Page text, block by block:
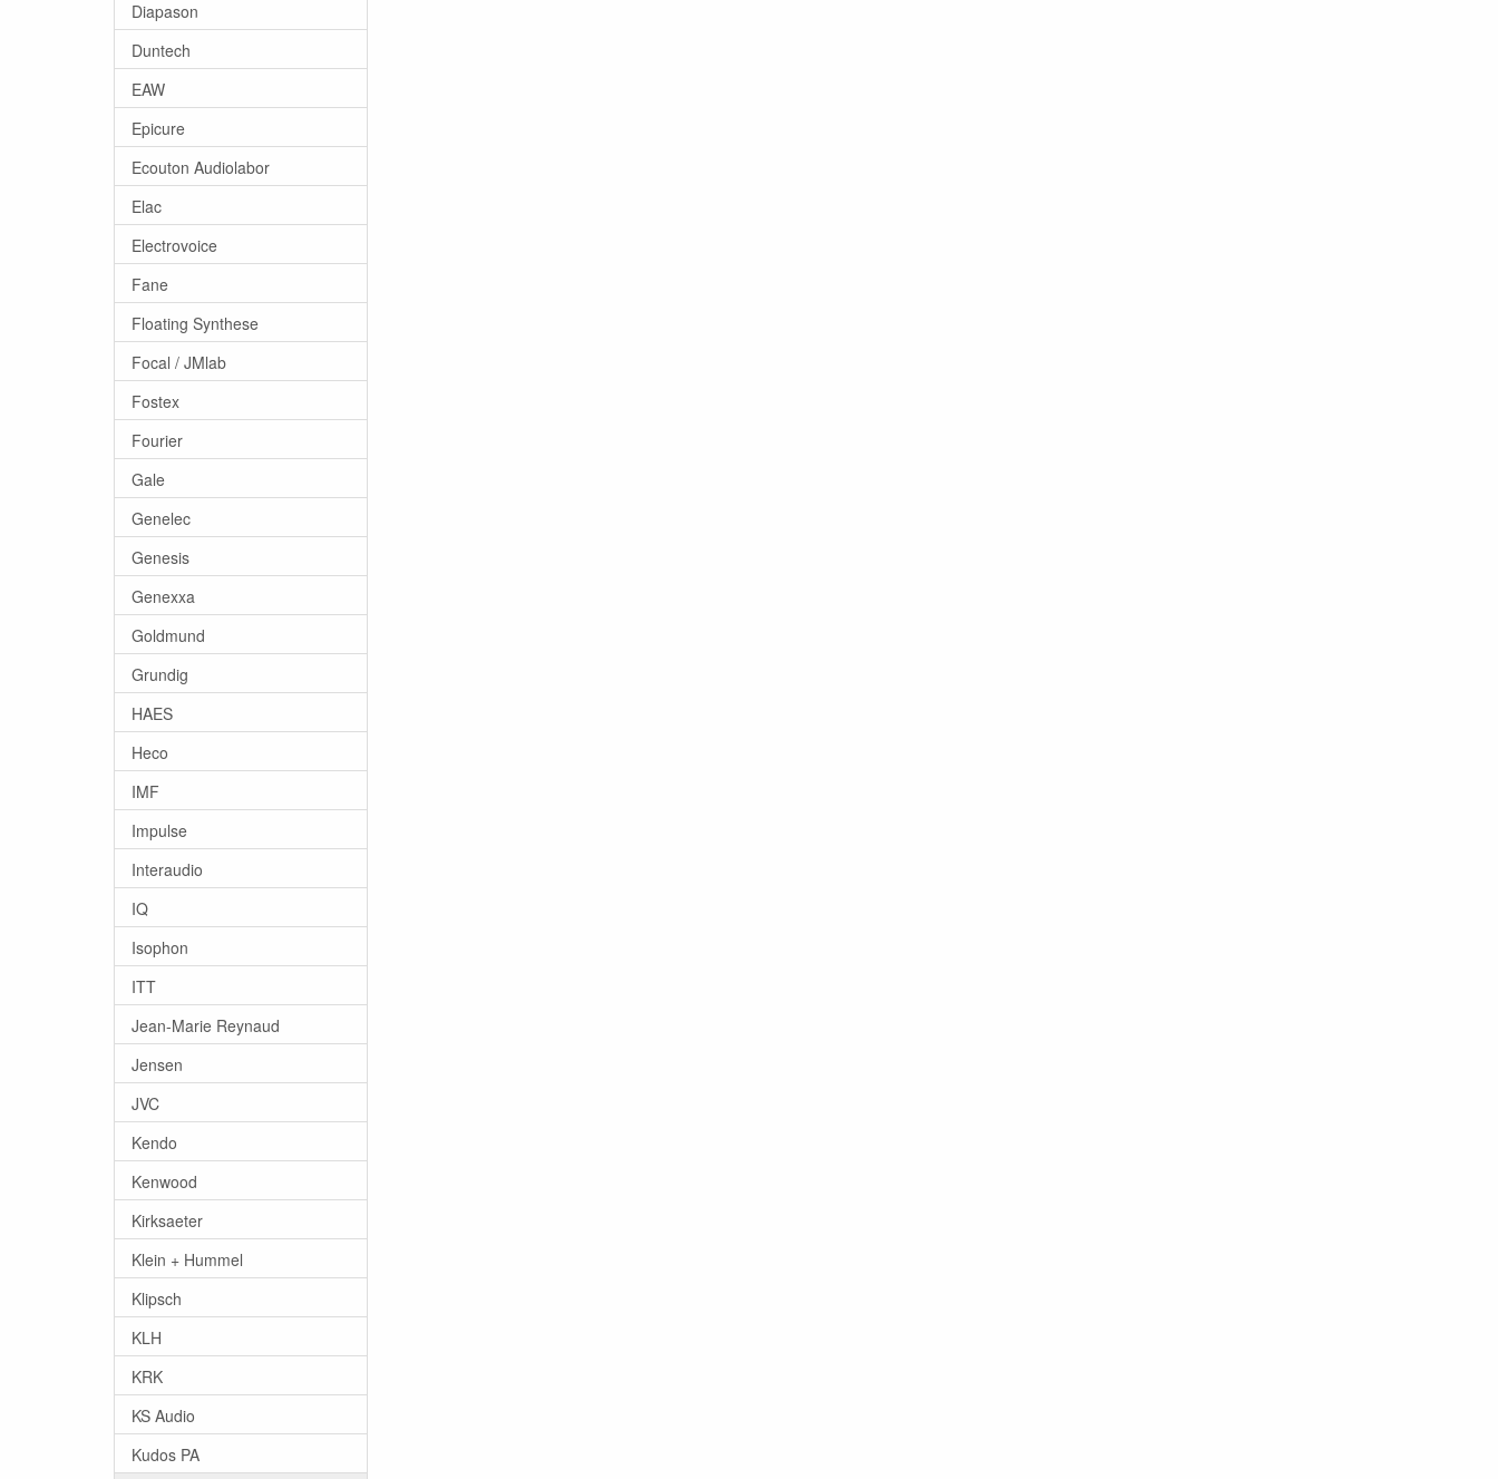
Diapason
Duntech
EAW
Epicure
Ecouton Audiolabor
Elac
Electrovoice
Fane
Floating Synthese
Focal / JMlab
Fostex
Fourier
Gale
Genelec
Genesis
Genexxa
Goldmund
Grundig
HAES
Heco
IMF
Impulse
Interaudio
IQ
Isophon
ITT
Jean-Marie Reynaud
Jensen
JVC
Kendo
Kenwood
Kirksaeter
Klein + Hummel
Klipsch
KLH
KRK
KS Audio
Kudos PA